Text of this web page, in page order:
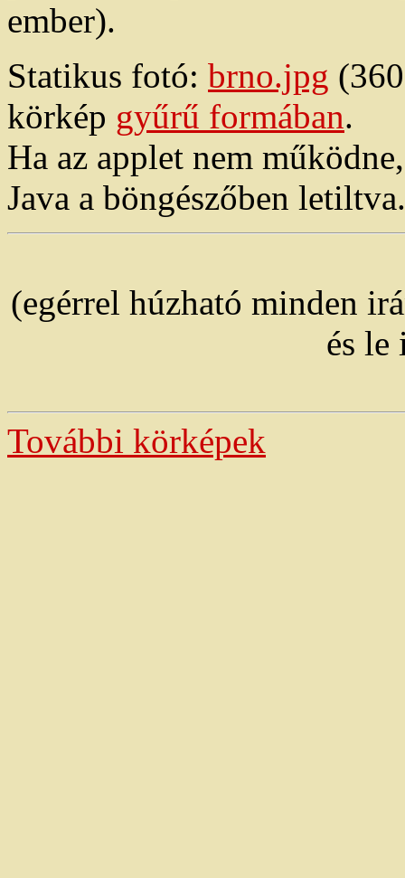
ember).
Statikus fotó: brno.jpg
körkép gyűrű formában.
Ha az applet nem
Java a böngészőben letiltva.
(egérrel húzható minden
és le
További körképek